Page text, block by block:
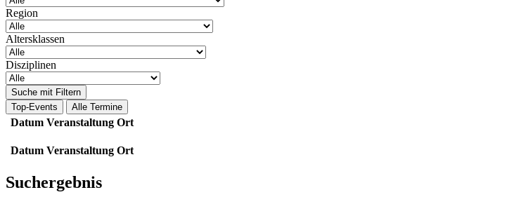
Region
Altersklassen
Disziplinen
Suche mit Filtern
Top-Events
Alle Termine
Datum Veranstaltung Ort
Datum Veranstaltung Ort
Suchergebnis